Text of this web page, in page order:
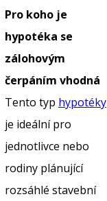
Pro koho je
hypotéka se
zálohovým
čerpáním vhodná
Tento typ hypotéky
je ideální pro
jednotlivce nebo
rodiny plánující
rozsáhlé stavební